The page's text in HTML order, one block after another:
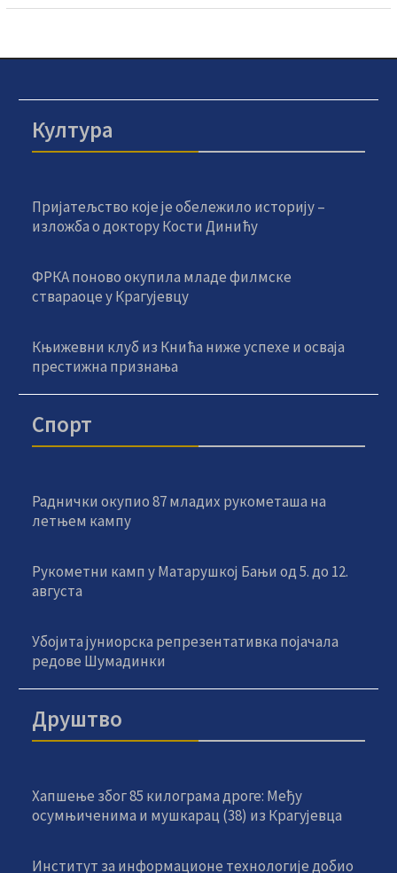
Култура
Пријатељство које је обележило историју –
изложба о доктору Кости Динићу
ФРКА поново окупила младе филмске
ствараоце у Крагујевцу
Књижевни клуб из Кнића ниже успехе и осваја
престижна признања
Спорт
Раднички окупио 87 младих рукометаша на
летњем кампу
Рукометни камп у Матарушкој Бањи од 5. до 12.
августа
Убојита јуниорска репрезентативка појачала
редове Шумадинки
Друштво
Хапшење због 85 килограма дроге: Међу
осумњиченима и мушкарац (38) из Крагујевца
Институт за информационе технологије добио